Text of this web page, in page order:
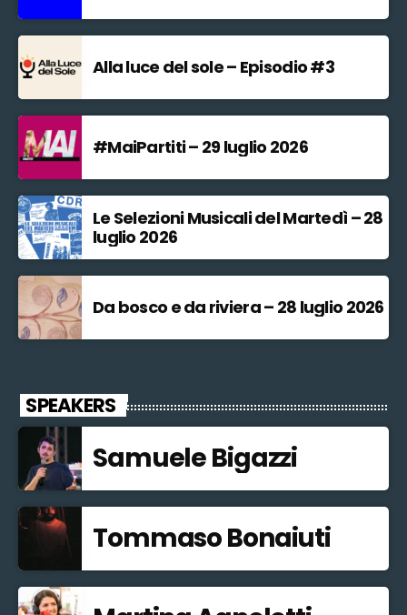
Alla luce del sole – Episodio #3
#MaiPartiti – 29 luglio 2026
Le Selezioni Musicali del Martedì – 28
luglio 2026
Da bosco e da riviera – 28 luglio 2026
SPEAKERS
Samuele Bigazzi
Tommaso Bonaiuti